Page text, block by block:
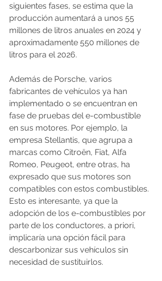
siguientes fases, se estima que la
producción aumentará a unos 55
millones de litros anuales en 2024 y
aproximadamente 550 millones de
litros para el 2026.
Además de Porsche, varios
fabricantes de vehículos ya han
implementado o se encuentran en
fase de pruebas del e-combustible
en sus motores. Por ejemplo, la
empresa Stellantis, que agrupa a
marcas como Citroën, Fiat, Alfa
Romeo, Peugeot, entre otras, ha
expresado que sus motores son
compatibles con estos combustibles.
Esto es interesante, ya que la
adopción de los e-combustibles por
parte de los conductores, a priori,
implicaría una opción fácil para
descarbonizar sus vehículos sin
necesidad de sustituirlos.